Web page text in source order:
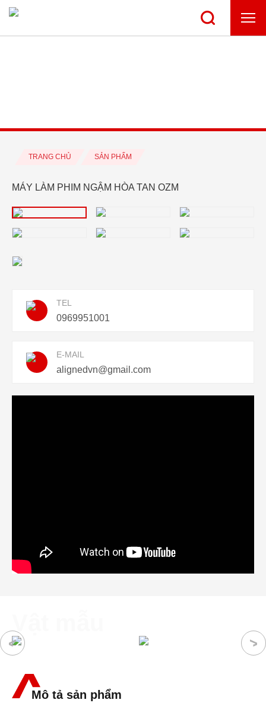
TRANG CHỦ SẢN PHẨM
MÁY LÀM PHIM NGẬM HÒA TAN OZM
TEL
0969951001
E-MAIL
alignedvn@gmail.com
Mô tả sản phẩm